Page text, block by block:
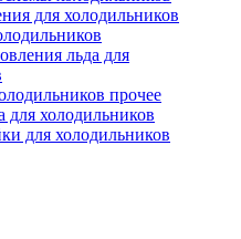
для холодильников
льда для
прочее
для холодильников
для холодильников